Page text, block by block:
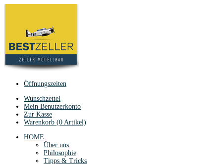
Öffnungszeiten
Wunschzettel
Mein Benutzerkonto
Zur Kasse
Warenkorb (0 Artikel)
HOME
Über uns
Philosophie
Tipps & Tricks